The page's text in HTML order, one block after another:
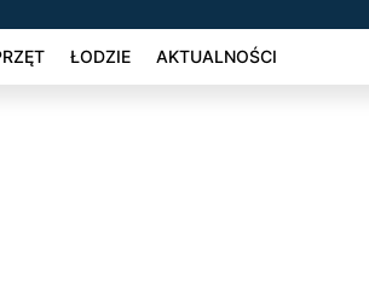
ŁODZIE AKTUALNOŚCI